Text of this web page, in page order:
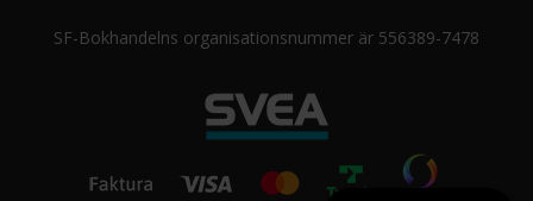
SF-Bokhandelns organisationsnummer är 556389-7478